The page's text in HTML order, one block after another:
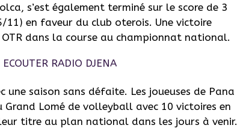
s’est également terminé sur le score de 3
en faveur du club oterois. Une victoire
dans la course au championnat national.
une saison sans défaite. Les joueuses de Pana
Lomé de volleyball avec 10 victoires en
titre au plan national dans les jours à venir.